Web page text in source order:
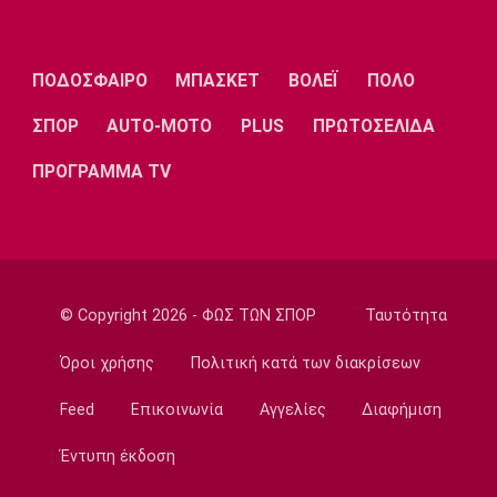
Εθνικές Μπάσκετ
Γουεμπανιαμά: «Αν μπορούσα, θα έφερνα
11:20
11:10
ΠΑΟΚ: Έφτασε στη Θεσσαλονίκη και ο
Μάρκους Φόστερ
Επικαιρότητα
Φωτιά στον Κουβαρά Αττικής: Μπαράζ
μηνυμάτων από το 112
ΠΟΔΟΣΦΑΙΡΟ ΜΠΑΣΚΕΤ ΒΟΛΕΪ ΠΟΛΟ
ΣΠΟΡ AUTO-MOTO PLUS ΠΡΩΤΟΣΕΛΙΔΑ
ΠΡΟΓΡΑΜΜΑ TV
© Copyright 2026 - ΦΩΣ ΤΩΝ ΣΠΟΡ Ταυτότητα
Όροι χρήσης Πολιτική κατά των διακρίσεων
Feed Επικοινωνία Αγγελίες Διαφήμιση
Έντυπη έκδοση